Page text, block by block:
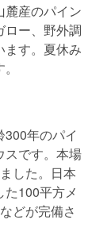
麓産のパイン
ロー、野外調
ます。夏休み
年のパイ
スです。本場
した。日本
100平方メ
どが完備さ